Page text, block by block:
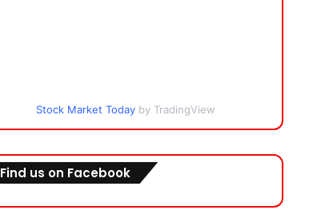
Stock Market Today by TradingView
Find us on Facebook